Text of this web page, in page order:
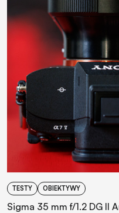
TESTY OBIEKTYWY
Sigma 35 mm f/1.2 DG II